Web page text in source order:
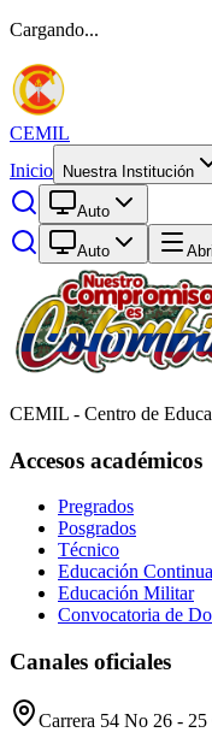
Cargando...
CEMIL
Inicio
Nuestra Institución
Auto
Auto
CEMIL - Centro de
Accesos académicos
Pregrados
Posgrados
Técnico
Educación
Educación Militar
Convocatoria de
Canales oficiales
Carrera 54 No 26 -